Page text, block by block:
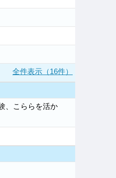
全件表示（16件）
、こららを活か